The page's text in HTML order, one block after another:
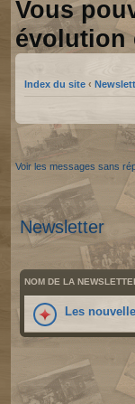
Vous
évolution
Index du site ‹
Voir les messages sans
Newsletter
NOM DE LA
Les